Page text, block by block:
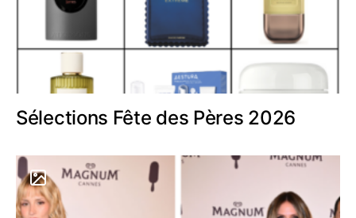
Sélections Fête des Pères 2026